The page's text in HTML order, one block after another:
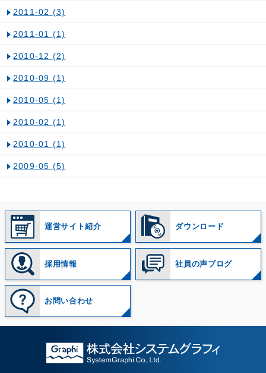
2011-02 (3)
2011-01 (1)
2010-12 (2)
2010-09 (1)
2010-05 (1)
2010-02 (1)
2010-01 (1)
2009-05 (5)
運営サイト紹介 ダウンロード
採用情報 社員の声ブログ
お問い合わせ